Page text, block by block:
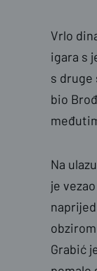
Vrlo
igara s
s druge
bio
Na
je
Grabić